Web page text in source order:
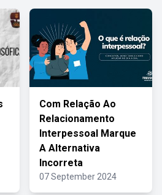
Com Relação Ao
Relacionamento
Interpessoal Marque
A Alternativa
Incorreta
07 September 2024